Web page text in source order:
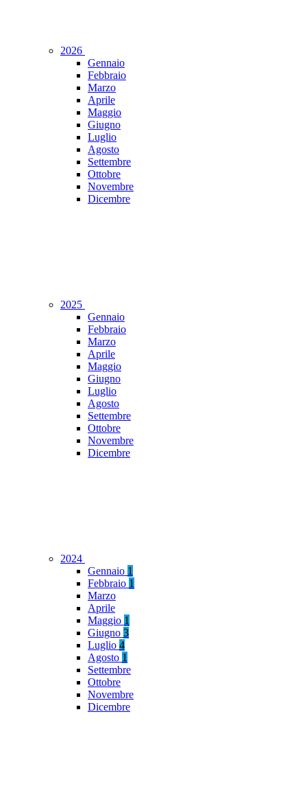
2026
Gennaio
Febbraio
Marzo
Aprile
Maggio
Giugno
Luglio
Agosto
Settembre
Ottobre
Novembre
Dicembre
2025
Gennaio
Febbraio
Marzo
Aprile
Maggio
Giugno
Luglio
Agosto
Settembre
Ottobre
Novembre
Dicembre
2024
Gennaio 1
Febbraio 1
Marzo
Aprile
Maggio 1
Giugno 3
Luglio 4
Agosto 1
Settembre
Ottobre
Novembre
Dicembre